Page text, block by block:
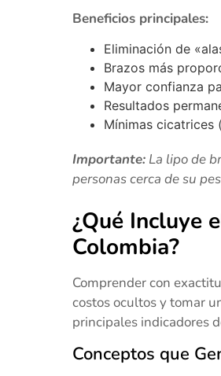
Beneficios principales:
Eliminación de
Brazos más
Mayor confianza
Resultados
Mínimas cicatrices
Importante: La lipo de
personas cerca de su
¿Qué Incluye
Colombia?
Comprender con
costos ocultos y tomar
principales indicadores
Conceptos que